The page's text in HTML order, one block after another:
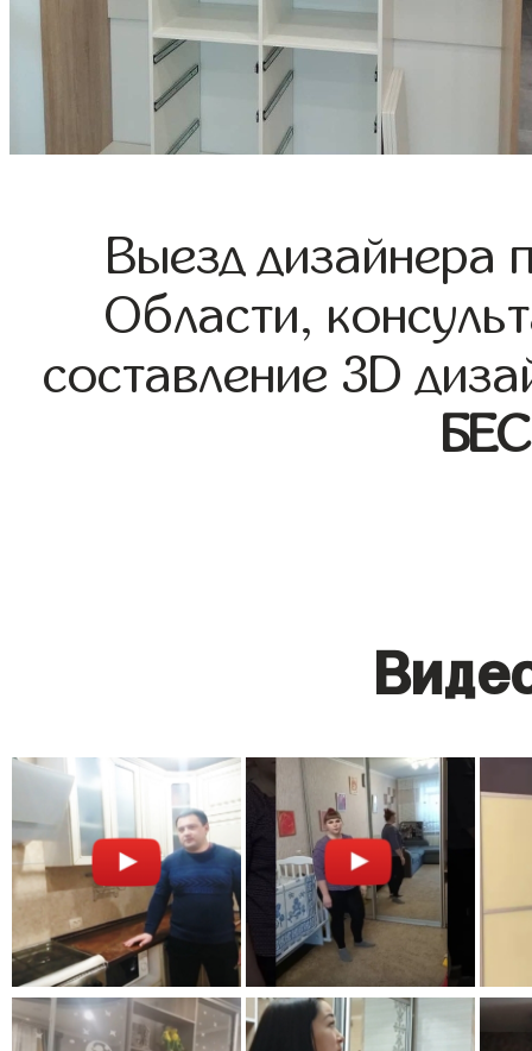
Выезд дизайнера
Области,
составление 3D